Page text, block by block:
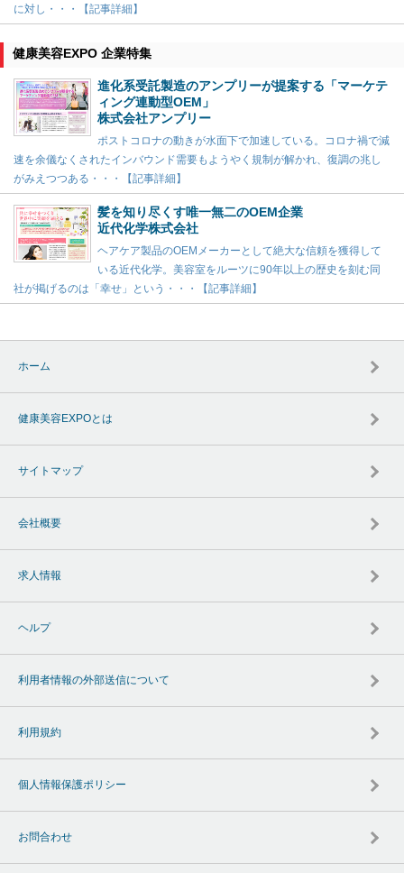
に対し・・・【記事詳細】
健康美容EXPO 企業特集
進化系受託製造のアンプリーが提案する「マーケテ
ィング連動型OEM」
株式会社アンプリー
ポストコロナの動きが水面下で加速している。コロナ禍で減
速を余儀なくされたインバウンド需要もようやく規制が解かれ、復調の兆し
がみえつつある・・・【記事詳細】
髪を知り尽くす唯一無二のOEM企業
近代化学株式会社
ヘアケア製品のOEMメーカーとして絶大な信頼を獲得して
いる近代化学。美容室をルーツに90年以上の歴史を刻む同
社が掲げるのは「幸せ」という・・・【記事詳細】
ホーム
健康美容EXPOとは
サイトマップ
会社概要
求人情報
ヘルプ
利用者情報の外部送信について
利用規約
個人情報保護ポリシー
お問合わせ